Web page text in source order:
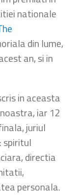
nationale
din lume,
an, si in
in aceasta
iar 12
juriul
spiritul
directia
personala.